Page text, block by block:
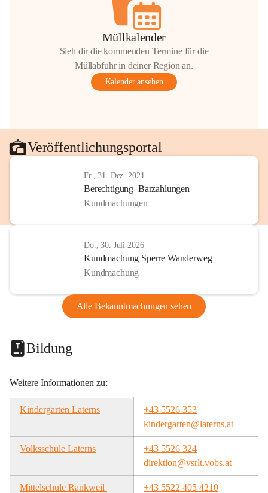
Müllkalender
Sieh dir die kommenden Termine für die
Müllabfuhr in deiner Region an.
Kalender ansehen
Veröffentlichungsportal
Fr., 31. Dez. 2021
Berechtigung_Barzahlungen
Kundmachungen
Do., 30. Juli 2026
Kundmachung Sperre Wanderweg
Kundmachung
Alle Bekanntmachungen sehen
Bildung
Weitere Informationen zu:
Kindergarten Laterns
+43 5526 353
kindergarten@laterns.at
Volksschule Laterns
+43 5526 324
direktion@vsrlt.vobs.at
Mittelschule Rankweil
+43 5522 405 4210